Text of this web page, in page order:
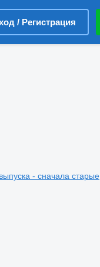
/ Регистрация
- сначала старые